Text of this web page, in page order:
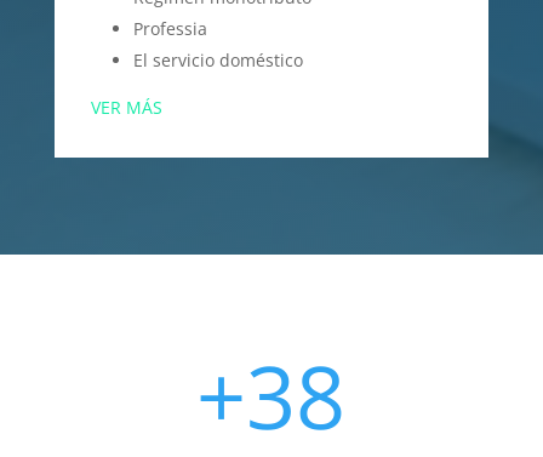
Professia
El servicio doméstico
VER MÁS
+38